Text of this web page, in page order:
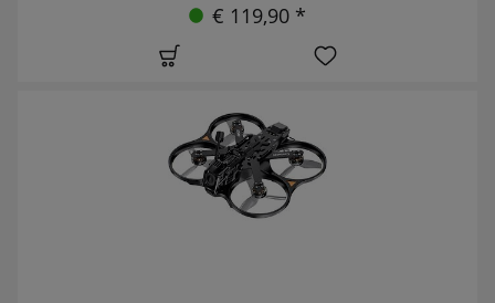
€ 119,90 *